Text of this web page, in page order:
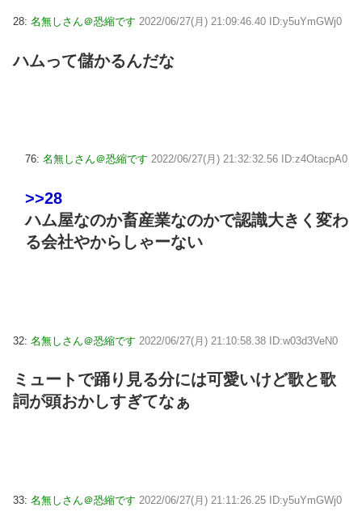
28: 名無しさん＠恐縮です 2022/06/27(月) 21:09:46.40 ID:y5uYmGWj0
ハムって儲かるんだな
76: 名無しさん＠恐縮です 2022/06/27(月) 21:32:32.56 ID:z4OtacpA0
>>28
ハム屋なのか畜産業なのかで認識大きく変わ
る会社やからしゃーない
32: 名無しさん＠恐縮です 2022/06/27(月) 21:10:58.38 ID:w03d3VeN0
ミュートで踊り見る分には可愛いけど歌と歌
詞が頭おかしすぎてなぁ
33: 名無しさん＠恐縮です 2022/06/27(月) 21:11:26.25 ID:y5uYmGWj0